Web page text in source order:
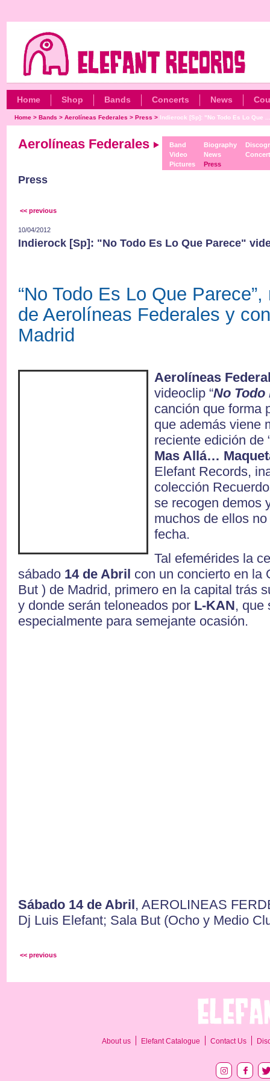
Home Shop Bands Concerts News
Home> Bands > Aerolíneas Federales > Press > Indierock [Sp]: "No Todo Es Lo Que ...
Aerolíneas Federales
Band
Video
Pictures
Biography
News
Press
Press
<< previous
10/04/2012
Indierock [Sp]: "No Todo Es Lo Que Parece"
“No Todo Es Lo Que
de Aerolíneas Federales y
Madrid
Aerolíneas
videoclip “No Todo
canción que forma
que además viene
reciente edición de
Mas Allá…
Elefant Records,
colección
se recogen demos
muchos de ellos
fecha.
Tal efemérides la
sábado 14 de Abril con un concierto en la
But ) de Madrid, primero en la capital trás
y donde serán teloneados porL-KAN, que
especialmente para semejante ocasión.
Sábado 14 de Abril, AEROLINEAS
Dj Luis Elefant; Sala But (Ocho y Medio
<< previous
About us Elefant Catalogue Contact Us